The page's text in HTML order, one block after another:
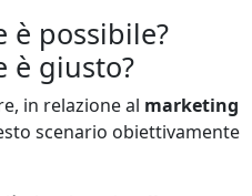
è possibile?
è giusto?
in relazione al marketing
scenario obiettivamente